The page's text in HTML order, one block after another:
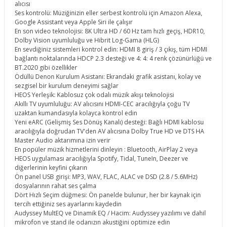
alıcısı
Ses kontrolü: Müziğinizin eller serbest kontrolü için Amazon Alexa,
Google Assistant veya Apple Siri ile çalışır
En son video teknolojisi: 8K Ultra HD / 60 Hz tam hızlı geçiş, HDR10,
Dolby Vision uyumluluğu ve Hibrit Log-Gama (HLG)
En sevdiğiniz sistemleri kontrol edin: HDMI 8 giriş / 3 çıkış, tüm HDMI
bağlantı noktalarında HDCP 2.3 desteği ve 4: 4: 4 renk çözünürlüğü ve
BT.2020 gibi özellikler
Ödüllü Denon Kurulum Asistanı: Ekrandaki grafik asistanı, kolay ve
sezgisel bir kurulum deneyimi sağlar
HEOS Yerleşik: Kablosuz çok odalı müzik akışı teknolojisi
Akıllı TV uyumluluğu: AV alıcısını HDMI-CEC aracılığıyla çoğu TV
uzaktan kumandasıyla kolayca kontrol edin
Yeni eARC (Gelişmiş Ses Dönüş Kanalı) desteği: Bağlı HDMI kablosu
aracılığıyla doğrudan TV'den AV alıcısına Dolby True HD ve DTS HA
Master Audio aktarımına izin verir
En popüler müzik hizmetlerini dinleyin : Bluetooth, AirPlay 2 veya
HEOS uygulaması aracılığıyla Spotify, Tidal, TuneIn, Deezer ve
diğerlerinin keyfini çıkarın
Ön panel USB girişi: MP3, WAV, FLAC, ALAC ve DSD (2.8 / 5.6MHz)
dosyalarının rahat ses çalma
Dört Hızlı Seçim düğmesi: Ön panelde bulunur, her bir kaynak için
tercih ettiğiniz ses ayarlarını kaydedin
Audyssey MultEQ ve Dinamik EQ / Hacim: Audyssey yazılımı ve dahil
mikrofon ve stand ile odanızın akustiğini optimize edin